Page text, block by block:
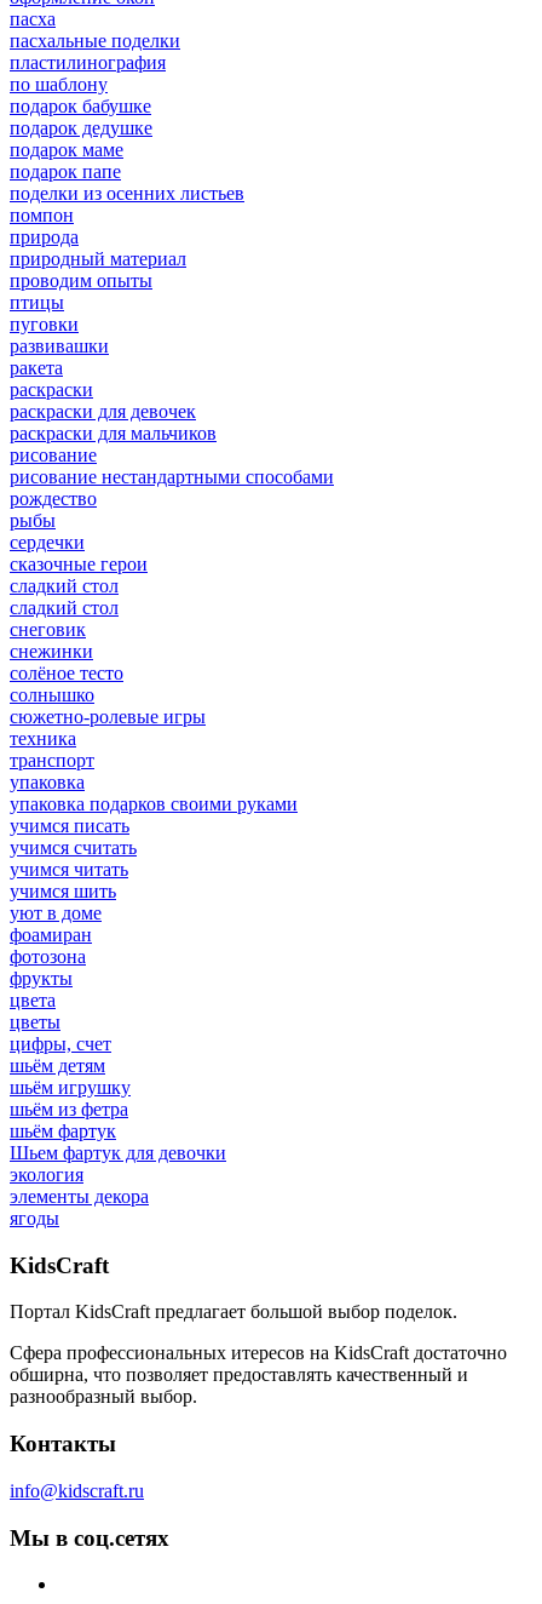
пасха
пасхальные поделки
пластилинография
по шаблону
подарок бабушке
подарок дедушке
подарок маме
подарок папе
поделки из осенних листьев
помпон
природа
природный материал
проводим опыты
птицы
пуговки
развивашки
ракета
раскраски
раскраски для девочек
раскраски для мальчиков
рисование
рисование нестандартными способами
рождество
рыбы
сердечки
сказочные герои
сладкий стол
сладкий стол
снеговик
снежинки
солёное тесто
солнышко
сюжетно-ролевые игры
техника
транспорт
упаковка
упаковка подарков своими руками
учимся писать
учимся считать
учимся читать
учимся шить
уют в доме
фоамиран
фотозона
фрукты
цвета
цветы
цифры, счет
шьём детям
шьём игрушку
шьём из фетра
шьём фартук
Шьем фартук для девочки
экология
элементы декора
ягоды
KidsCraft
Портал KidsCraft предлагает большой выбор поделок.
Сфера профессиональных итересов на KidsCraft достаточно
обширна, что позволяет предоставлять качественный и
разнообразный выбор.
Контакты
info@kidscraft.ru
Мы в соц.сетях